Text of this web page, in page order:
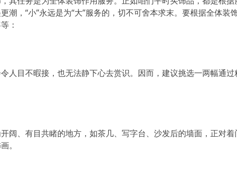
潮，“小”永远是为“大”服务的，切不可舍本求末。要根据全体装
：
人目不暇接，也无法静下心去赏识。因而，建议挑选一两幅通过
阔、有目共睹的地方，如茶几、写字台、沙发后的墙面，正对着
。